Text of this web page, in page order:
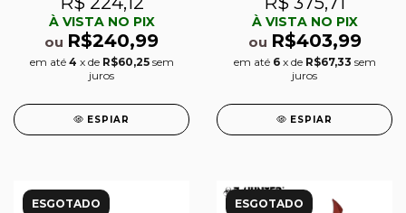
À VISTA NO PIX
ou R$240,99
em até 4 x de R$60,25 sem
juros
ESPIAR
À VISTA NO PIX
ou R$403,99
em até 6 x de R$67,33 sem
juros
ESPIAR
ESGOTADO ESGOTADO